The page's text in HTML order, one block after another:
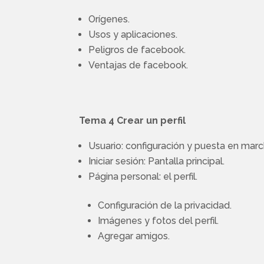
Orígenes.
Usos y aplicaciones.
Peligros de facebook.
Ventajas de facebook.
Tema 4 Crear un perfil
Usuario: configuración y puesta en
Iniciar sesión: Pantalla principal.
Página personal: el perfil.
Configuración de la privacidad.
Imágenes y fotos del perfil.
Agregar amigos.